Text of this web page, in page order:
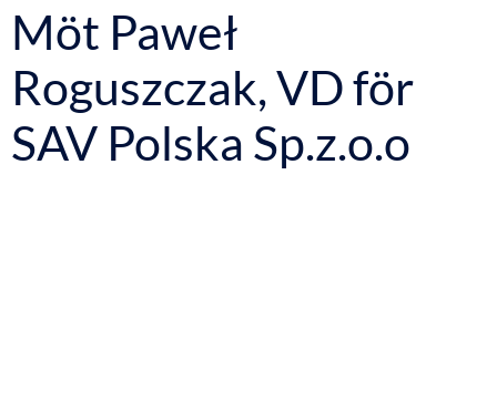
Möt Paweł
Roguszczak, VD för
SAV Polska Sp.z.o.o